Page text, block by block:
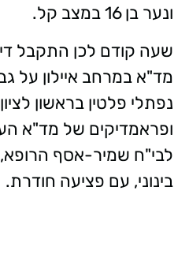
ונער בן 16 במצב קל.
שעה קודם לכן
מד"א במרחב איילון על
נפתלי פלטין בראשון
ופראמדיקים של מד"א
בינוני, עם פציעה חודרת.